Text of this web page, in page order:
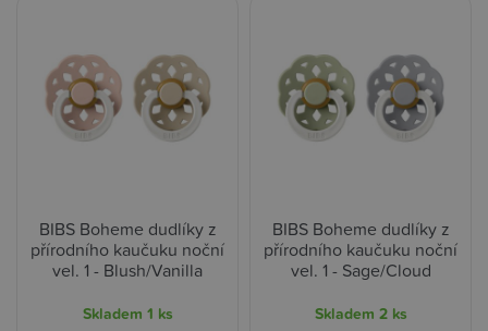
BIBS Boheme dudlíky z
přírodního kaučuku noční
vel. 1 - Blush/Vanilla
Skladem 1 ks
BIBS Boheme dudlíky z
přírodního kaučuku noční
vel. 1 - Sage/Cloud
Skladem 2 ks